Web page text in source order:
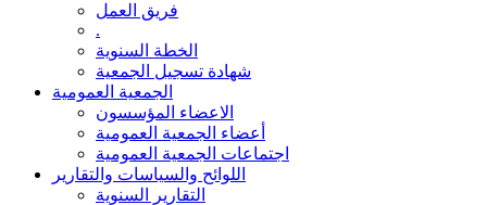
فريق العمل
.
الخطة السنوية
شهادة تسجيل الجمعية
الجمعية العمومية
الاعضاء المؤسسون
أعضاء الجمعية العمومية
اجتماعات الجمعية العمومية
اللوائح والسياسات والتقارير
التقارير السنوية